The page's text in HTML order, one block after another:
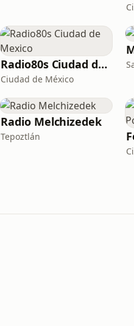
Radio80s Ciudad de Mexico
Ciudad de México
Radio Melchizedek
Tepoztlán